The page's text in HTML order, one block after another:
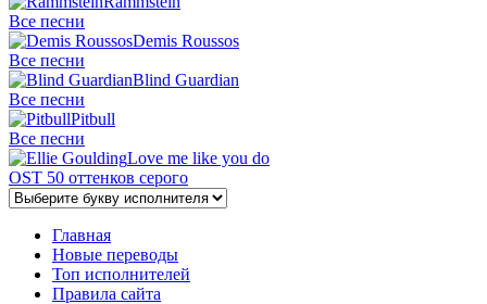
Все песни
Demis Roussos
Все песни
Blind Guardian
Все песни
Pitbull
Все песни
Love me like you do
OST 50 оттенков серого
Главная
Новые переводы
Топ исполнителей
Правила сайта